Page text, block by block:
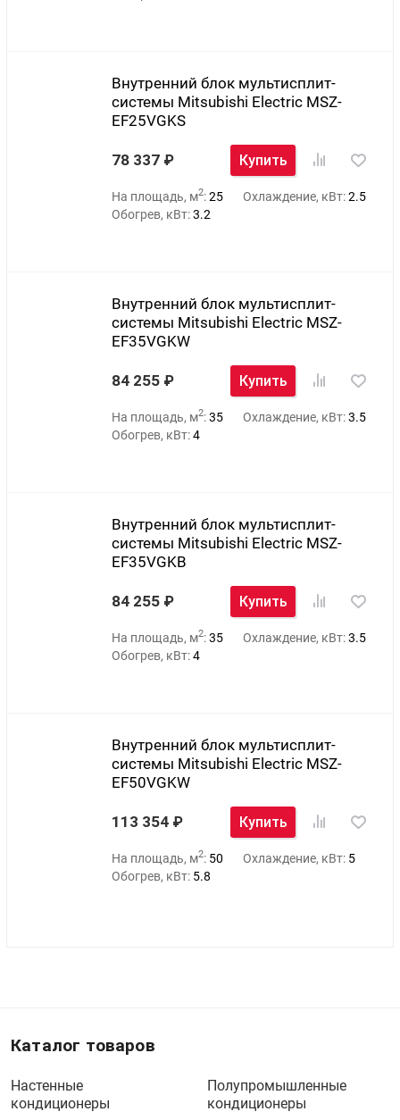
Внутренний блок мультисплит-
системы Mitsubishi Electric MSZ-
EF25VGKS
78 337 Купить
На площадь, м2:25 Охлаждение, кВт:2.5
Обогрев, кВт:3.2
Внутренний блок мультисплит-
системы Mitsubishi Electric MSZ-
EF35VGKW
84 255 Купить
На площадь, м2:35 Охлаждение, кВт:3.5
Обогрев, кВт:4
Внутренний блок мультисплит-
системы Mitsubishi Electric MSZ-
EF35VGKB
84 255 Купить
На площадь, м2:35 Охлаждение, кВт:3.5
Обогрев, кВт:4
Внутренний блок мультисплит-
системы Mitsubishi Electric MSZ-
EF50VGKW
113 354 Купить
На площадь, м2: 50 Охлаждение, кВт: 5
Обогрев, кВт: 5.8
Каталог товаров
Настенные
кондиционеры
Полупромышленные
кондиционеры